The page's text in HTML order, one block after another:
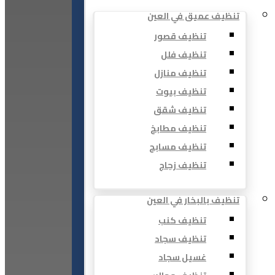
تنظيف عميق في العين
تنظيف قصور
تنظيف فلل
تنظيف منازل
تنظيف بيوت
تنظيف شقق
تنظيف مطابخ
تنظيف مسابح
تنظيف زجاج
تنظيف بالبخار في العين
تنظيف كنب
تنظيف سجاد
غسيل سجاد